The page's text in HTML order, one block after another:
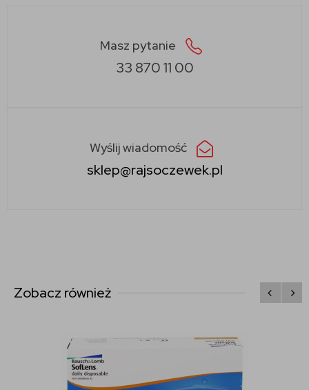
Masz pytanie
33 870 11 00
Wyślij wiadomość
sklep@rajsoczewek.pl
Zobacz również